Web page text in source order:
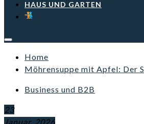
HAUS UND GARTEN
Home
Möhrensuppe mit Apfel: Der
Business und B2B
23
Januar, 2026